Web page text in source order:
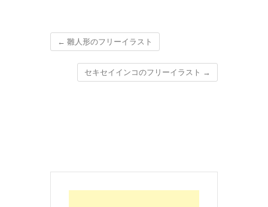
← 雛人形のフリーイラスト
セキセイインコのフリーイラスト →